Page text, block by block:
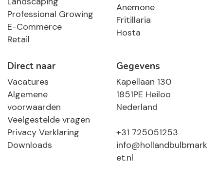
Professional Growing
E-Commerce
Retail
Anemone
Fritillaria
Hosta
Direct naar
Vacatures
Algemene
voorwaarden
Veelgestelde vragen
Privacy Verklaring
Downloads
Gegevens
Kapellaan 130
1851PE Heiloo
Nederland
+31 725051253
info@hollandbulbmark
et.nl